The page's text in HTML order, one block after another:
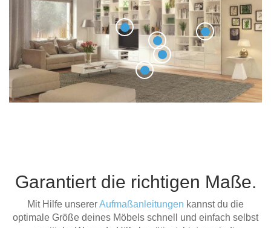
Garantiert die richtigen Maße.
Mit Hilfe unsererAufmaßanleitungen kannst du die
optimale Größe deines Möbels schnell und einfach selbst